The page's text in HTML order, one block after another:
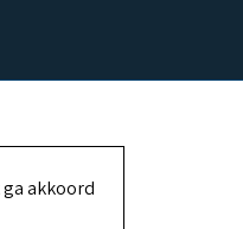
ga akkoord